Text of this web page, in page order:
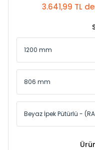
3.641,99 TL